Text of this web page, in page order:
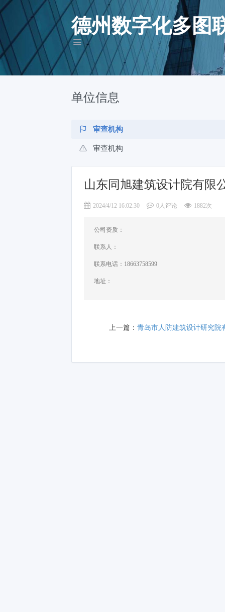
德州数字化多图
单位信息
审查机构
审查机构
山东同旭建筑设计院有限
2024/4/12 16:02:30 0人评论 1882次
公司资质：
联系人：
联系电话：18663758599
地址：
上一篇： 青岛市人防建筑设计研究院有限